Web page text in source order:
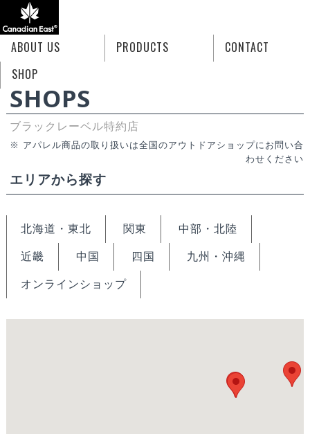
ABOUT US PRODUCTS
CONTACT
SHOP
HOME SHOPS ブラックレーベル特約店
SHOPS
ブラックレーベル特約店
※ アパレル商品の取り扱いは全国のアウトドアショップにお問い合
わせください
エリアから探す
北海道・東北 関東 中部・北陸
近畿 中国 四国 九州・沖縄
オンラインショップ